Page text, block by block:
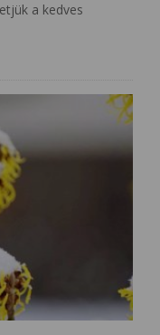
a kedves